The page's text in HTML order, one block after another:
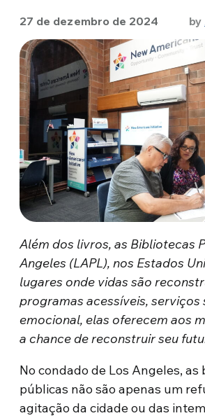
27 de dezembro de 2024 by
Além dos livros, as Bibliotecas
Angeles (LAPL), nos Estados
lugares onde vidas são
programas acessíveis, serviços
emocional, elas oferecem aos
a chance de reconstruir seu
No condado de Los Angeles, as
públicas não são apenas um
agitação da cidade ou das